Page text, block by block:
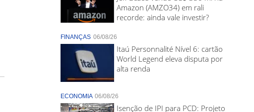
Amazon (AMZO34) em rali
recorde: ainda vale investir?
FINANÇAS 06/08/26
Itaú Personnalité Nível 6: cartão
World Legend eleva disputa por
alta renda
ECONOMIA 06/08/26
Isenção de IPI para PCD: Projeto